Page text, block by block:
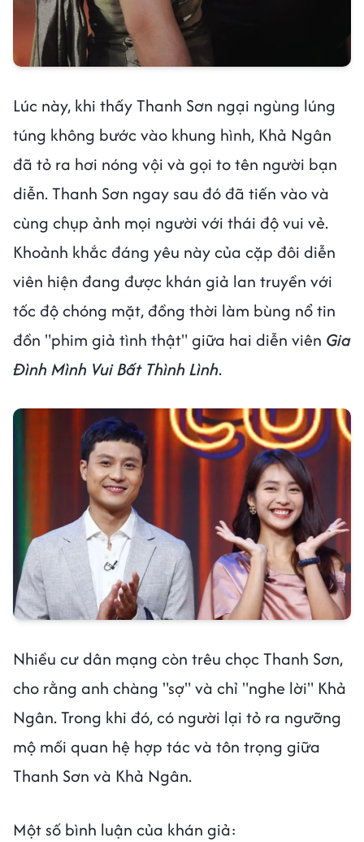
Lúc này, khi thấy Thanh Sơn ngại ngùng lúng
túng không bước vào khung hình, Khả Ngân
đã tỏ ra hơi nóng vội và gọi to tên người bạn
diễn. Thanh Sơn ngay sau đó đã tiến vào và
cùng chụp ảnh mọi người với thái độ vui vẻ.
Khoảnh khắc đáng yêu này của cặp đôi diễn
viên hiện đang được khán giả lan truyền với
tốc độ chóng mặt, đồng thời làm bùng nổ tin
đồn "phim giả tình thật" giữa hai diễn viên Gia
Đình Mình Vui Bất Thình Lình.
Nhiều cư dân mạng còn trêu chọc Thanh Sơn,
cho rằng anh chàng "sợ" và chỉ "nghe lời" Khả
Ngân. Trong khi đó, có người lại tỏ ra ngưỡng
mộ mối quan hệ hợp tác và tôn trọng giữa
Thanh Sơn và Khả Ngân.
Một số bình luận của khán giả: